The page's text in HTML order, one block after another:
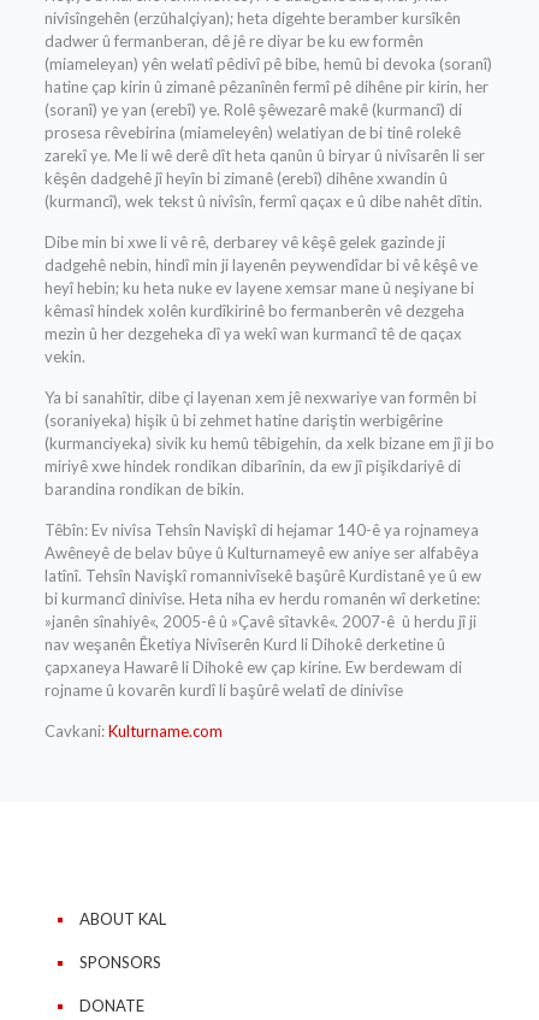
nivîsîngehên (erzûhalçiyan); heta digehte beramber kursîkên
dadwer û fermanberan, dê jê re diyar be ku ew formên
(miameleyan) yên welatî pêdivî pê bibe, hemû bi devoka (soranî)
hatine çap kirin û zimanê pêzanînên fermî pê dihêne pir kirin, her
(soranî) ye yan (erebî) ye. Rolê şêwezarê makê (kurmancî) di
prosesa rêvebirina (miameleyên) welatiyan de bi tinê rolekê
zarekî ye. Me li wê derê dît heta qanûn û biryar û nivîsarên li ser
kêşên dadgehê jî heyîn bi zimanê (erebî) dihêne xwandin û
(kurmancî), wek tekst û nivîsîn, fermî qaçax e û dibe nahêt dîtin.
Dibe min bi xwe li vê rê, derbarey vê kêşê gelek gazinde ji
dadgehê nebin, hindî min ji layenên peywendîdar bi vê kêşê ve
heyî hebin; ku heta nuke ev layene xemsar mane û neşiyane bi
kêmasî hindek xolên kurdîkirinê bo fermanberên vê dezgeha
mezin û her dezgeheka dî ya wekî wan kurmancî tê de qaçax
vekin.
Ya bi sanahîtir, dibe çi layenan xem jê nexwariye van formên bi
(soraniyeka) hişik û bi zehmet hatine dariştin werbigêrine
(kurmanciyeka) sivik ku hemû têbigehin, da xelk bizane em jî ji bo
miriyê xwe hindek rondikan dibarînin, da ew jî pişikdariyê di
barandina rondikan de bikin.
Têbîn: Ev nivîsa Tehsîn Navişkî di hejamar 140-ê ya rojnameya
Awêneyê de belav bûye û Kulturnameyê ew aniye ser alfabêya
latînî. Tehsîn Navişkî romannivîsekê başûrê Kurdistanê ye û ew
bi kurmancî dinivîse. Heta niha ev herdu romanên wî derketine:
»janên sînahiyê«, 2005-ê û »Çavê sîtavkê«. 2007-ê û herdu jî ji
nav weşanên Êketiya Nivîserên Kurd li Dihokê derketine û
çapxaneya Hawarê li Dihokê ew çap kirine. Ew berdewam di
rojname û kovarên kurdî li başûrê welatî de dinivîse
Cavkani:Kulturname.com
ABOUT KAL
SPONSORS
DONATE